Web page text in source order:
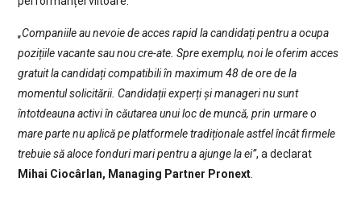
„Companiile au nevoie de acces rapid la candidați pentru a ocupa
pozițiile vacante sau nou cre-ate. Spre exemplu, noi le oferim acces
gratuit la candidați compatibili în maximum 48 de ore de la
momentul solicitării. Candidații experți și manageri nu sunt
întotdeauna activi în căutarea unui loc de muncă, prin urmare o
mare parte nu aplică pe platformele tradiționale astfel încât firmele
trebuie să aloce fonduri mari pentru a ajunge la ei”, a declarat
Mihai Ciocârlan, Managing Partner Pronext.